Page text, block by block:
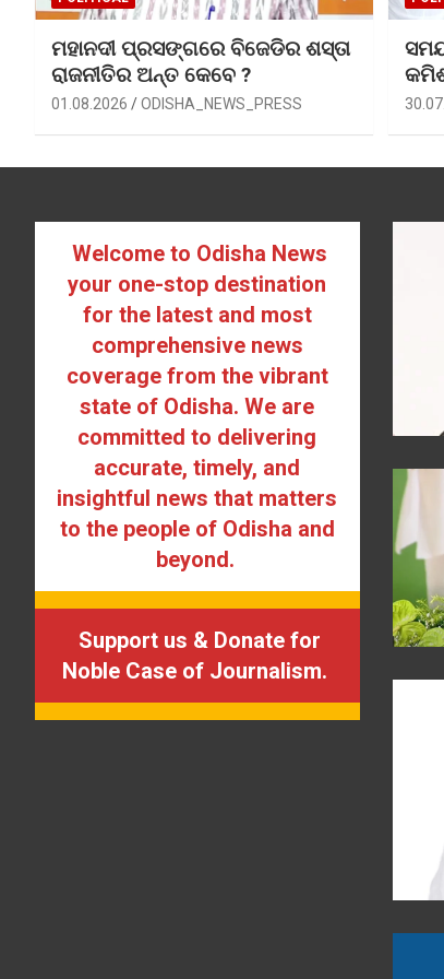
ମହାନଦୀ ପ୍ରସଙ୍ଗରେ ବିଜେଡିର ଶସ୍ତା
ରାଜନୀତିର ଅନ୍ତ କେବେ ?
01.08.2026 ODISHA_NEWS_PRESS
Welcome to Odisha News
your one-stop destination
for the latest and most
comprehensive news
coverage from the vibrant
state of Odisha. We are
committed to delivering
accurate, timely, and
insightful news that matters
to the people of Odisha and
beyond.
Support us & Donate for
Noble Case of Journalism.